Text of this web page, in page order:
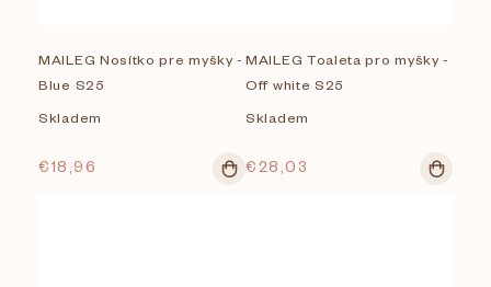
MAILEG Nosítko pre myšky -
Blue S25
Skladem
€18,96
MAILEG Toaleta pro myšky -
Off white S25
Skladem
€28,03